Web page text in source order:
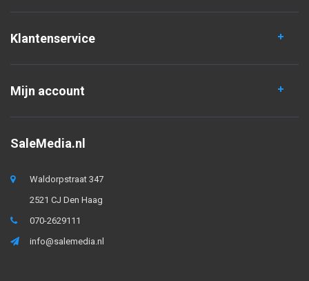
Klantenservice
Mijn account
SaleMedia.nl
Waldorpstraat 347
2521 CJ Den Haag
070-2629111
info@salemedia.nl